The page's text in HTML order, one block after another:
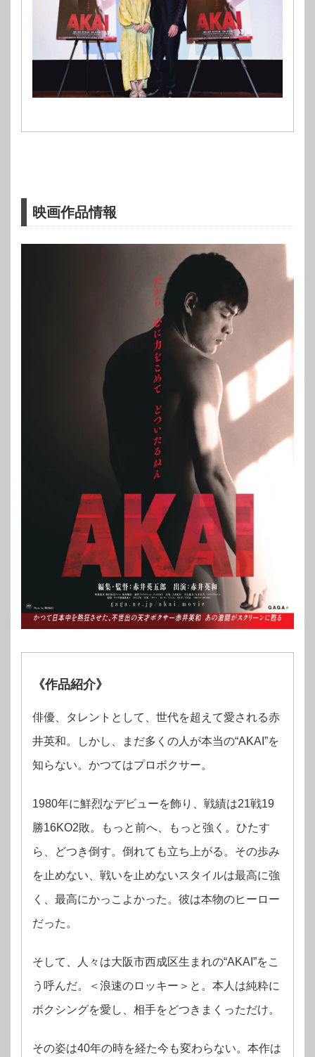
映画作品情報
《作品紹介》
俳優、タレントとして、世代を超えて愛される赤
井英和。しかし、まだ多くの人が本当の“AKAI”を
知らない。かつてはプロボクサー。
1980年に鮮烈なデビューを飾り、戦績は21戦19
勝16KO2敗。もっと前へ、もっと強く。ひたす
ら、どつき倒す。倒れても立ち上がる。その歩み
を止めない、戦いを止めないスタイルは最高に強
く、最高にかっこよかった。彼は本物のヒーロー
だった。
そして、人々は大阪市西成区生まれの“AKAI”をこ
う呼んだ。＜浪速のロッキー＞と。本人は純粋に
ボクシングを愛し、相手をどつきまくっただけ。
その姿は40年の時を経た今も変わらない。本作は